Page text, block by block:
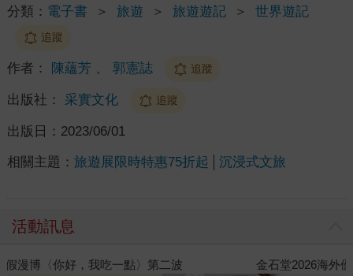
分類： 電子書 ＞ 旅遊 ＞ 旅遊遊記 ＞ 世界遊記
追蹤
作者： 陳蘊芳 郭憲誌 追蹤
出版社： 采實文化 追蹤
出版日： 2023/06/01
相關主題： 旅遊展限時特惠75折起 沉浸式文旅
活動訊息
金石堂2026海外優惠：電子書